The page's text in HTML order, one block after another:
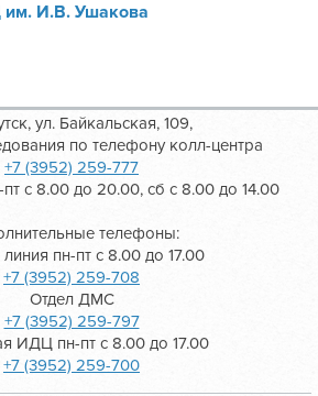
И.В. Ушакова
ул. Байкальская, 109,
по телефону колл-центра
+7 (3952) 259-777
с 8.00 до 20.00, сб с 8.00 до 14.00
телефоны:
пн-пт с 8.00 до 17.00
+7 (3952) 259-708
Отдел ДМС
+7 (3952) 259-797
ИДЦ пн-пт с 8.00 до 17.00
+7 (3952) 259-700